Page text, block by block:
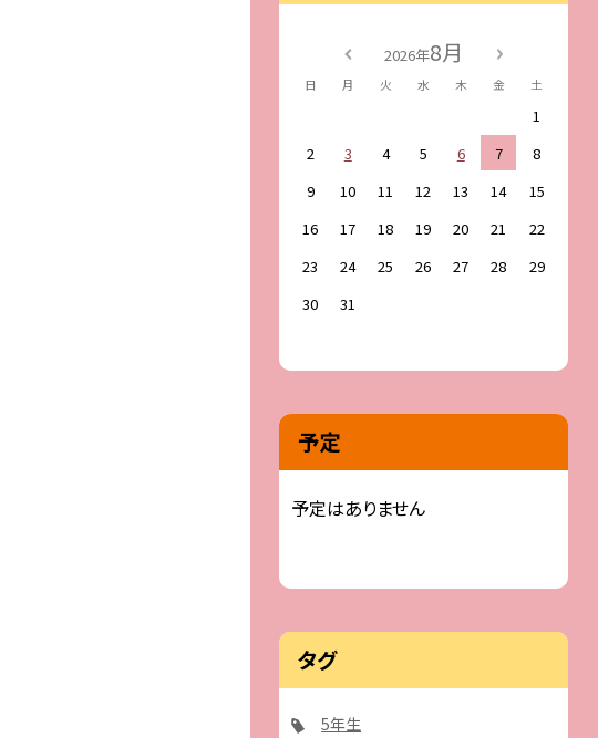
2026年8月
日 月 火 水 木 金 土
1
2
3 4 5 6 7
8
9
10 11 12 13 14
15
16
17 18 19 20 21
22
23
24 25 26 27 28
29
30
31
予定
予定はありません
タグ
5年生